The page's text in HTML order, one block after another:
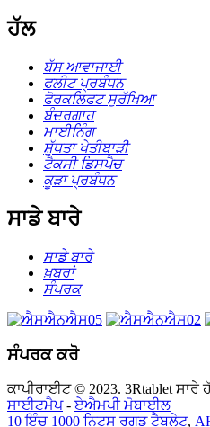
ਹੱਲ
ਬੱਸ ਆਵਾਜਾਈ
ਫਲੀਟ ਪ੍ਰਬੰਧਨ
ਫੋਰਕਲਿਫਟ ਸੁਰੱਖਿਆ
ਬੰਦਰਗਾਹ
ਮਾਈਨਿੰਗ
ਸ਼ੁੱਧਤਾ ਖੇਤੀਬਾੜੀ
ਟੈਕਸੀ ਡਿਸਪੈਚ
ਕੂੜਾ ਪ੍ਰਬੰਧਨ
ਸਾਡੇ ਬਾਰੇ
ਸਾਡੇ ਬਾਰੇ
ਖ਼ਬਰਾਂ
ਸੰਪਰਕ
ਸੰਪਰਕ ਕਰੋ
ਕਾਪੀਰਾਈਟ © 2023. 3Rtablet ਸਾਰੇ
ਸਾਈਟਮੈਪ-ਏਐਮਪੀ ਮੋਬਾਈਲ
10 ਇੰਚ 1000 ਨਿਟਸ ਰਗਡ ਟੈਬਲੇਟ,